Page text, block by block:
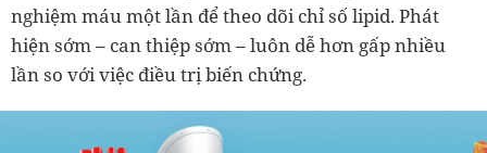
nghiệm máu một lần để theo dõi chỉ số lipid. Phát
hiện sớm – can thiệp sớm – luôn dễ hơn gấp nhiều
lần so với việc điều trị biến chứng.